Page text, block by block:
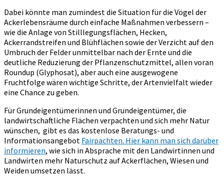
Dabei könnte man zumindest die Situation für die Vögel der
Ackerlebensräume durch einfache Maßnahmen verbessern –
wie die Anlage von Stilllegungsflächen, Hecken,
Ackerrandstreifen und Blühflächen sowie der Verzicht auf den
Umbruch der Felder unmittelbar nach der Ernte und die
deutliche Reduzierung der Pflanzenschutzmittel, allen voran
Roundup (Glyphosat), aber auch eine ausgewogene
Fruchtfolge wären wichtige Schritte, der Artenvielfalt wieder
eine Chance zu geben.
Für Grundeigentümerinnen und Grundeigentümer, die
landwirtschaftliche Flächen verpachten und sich mehr Natur
wünschen, gibt es das kostenlose Beratungs- und
Informationsangebot Fairpachten. Hier kann man sich darüber
informieren, wie sich in Absprache mit den Landwirtinnen und
Landwirten mehr Naturschutz auf Ackerflächen, Wiesen und
Weiden umsetzen lässt.